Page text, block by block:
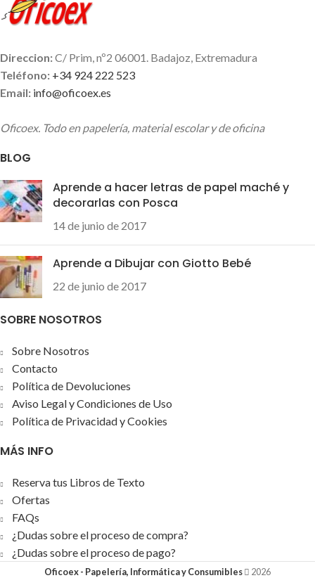
Direccion:C/ Prim, nº2 06001. Badajoz, Extremadura
Teléfono: +34 924 222 523
Email: info@oficoex.es
Oficoex. Todo en papelería, material escolar y de oficina
BLOG
Aprende a hacer letras de papel maché y
decorarlas con Posca
14 de junio de 2017
Aprende a Dibujar con Giotto Bebé
22 de junio de 2017
SOBRE NOSOTROS
Sobre Nosotros
Contacto
Política de Devoluciones
Aviso Legal y Condiciones de Uso
Política de Privacidad y Cookies
MÁS INFO
Reserva tus Libros de Texto
Ofertas
FAQs
¿Dudas sobre el proceso de compra?
¿Dudas sobre el proceso de pago?
Oficoex - Papelería, Informática y Consumibles 2026